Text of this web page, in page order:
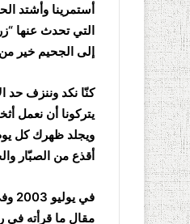
أستمرينا وأشتد
التي تحدث عنها
إلى الجحيم خير
كنّا نكد وننزف حد
يتركونا أن نعمل
ويجلد ظهرك كل
أقذع من الصبّار
مقال ما قرأته في